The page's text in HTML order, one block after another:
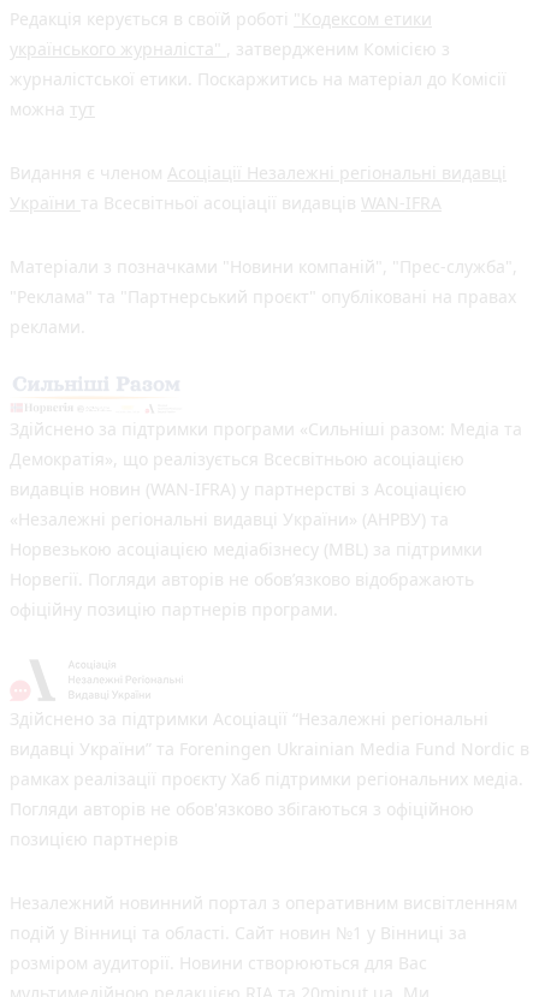
Редакція керується в своїй роботі "Кодексом етики
українського журналіста" , затвердженим Комісією з
журналістської етики. Поскаржитись на матеріал до Комісії
можна тут
Видання є членом Асоціації Незалежні регіональні видавці
України та Всесвітньої асоціації видавців WAN-IFRA
Матеріали з позначками "Новини компаній", "Прес-служба",
"Реклама" та "Партнерський проєкт" опубліковані на правах
реклами.
Здійснено за підтримки програми «Сильніші разом: Медіа та
Демократія», що реалізується Всесвітньою асоціацією
видавців новин (WAN-IFRA) у партнерстві з Асоціацією
«Незалежні регіональні видавці України» (АНРВУ) та
Норвезькою асоціацією медіабізнесу (MBL) за підтримки
Норвегії. Погляди авторів не обов’язково відображають
офіційну позицію партнерів програми.
Здійснено за підтримки Асоціації “Незалежні регіональні
видавці України” та Foreningen Ukrainian Media Fund Nordic в
рамках реалізації проєкту Хаб підтримки регіональних медіа.
Погляди авторів не обов'язково збігаються з офіційною
позицією партнерів
Незалежний новинний портал з оперативним висвітленням
подій у Вінниці та області. Сайт новин №1 у Вінниці за
розміром аудиторії. Новини створюються для Вас